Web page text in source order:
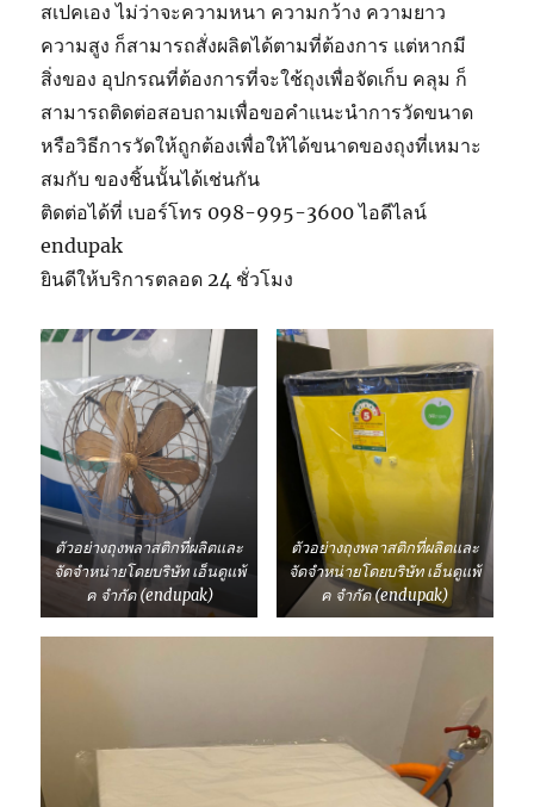
สเปคเอง ไม่ว่าจะความหนา ความกว้าง ความยาว
ความสูง ก็สามารถสั่งผลิตได้ตามที่ต้องการ แต่หากมี
สิ่งของ อุปกรณที่ต้องการที่จะใช้ถุงเพื่อจัดเก็บ คลุม ก็
สามารถติดต่อสอบถามเพื่อขอคำแนะนำการวัดขนาด
หรือวิธีการวัดให้ถูกต้องเพื่อให้ได้ขนาดของถุงที่เหมาะ
สมกับ ของชิ้นนั้นได้เช่นกัน
ติดต่อได้ที่ เบอร์โทร 098-995-3600 ไอดีไลน์
endupak
ยินดีให้บริการตลอด 24 ชั่วโมง
ตัวอย่างถุงพลาสติกที่ผลิตและ
จัดจำหน่ายโดยบริษัท เอ็นดูแพ้
ค จำกัด (endupak)
ตัวอย่างถุงพลาสติกที่ผลิตและ
จัดจำหน่ายโดยบริษัท เอ็นดูแพ้
ค จำกัด (endupak)